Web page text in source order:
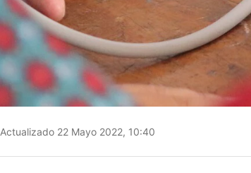
Actualizado 22 Mayo 2022, 10:40